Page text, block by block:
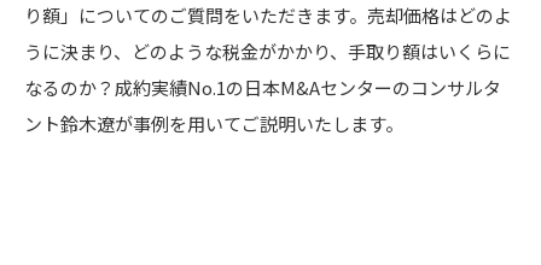
り額」についてのご質問をいただきます。売却価格はどのよ
うに決まり、どのような税金がかかり、手取り額はいくらに
なるのか？成約実績No.1の日本M&Aセンターのコンサルタ
ント鈴木遼が事例を用いてご説明いたします。